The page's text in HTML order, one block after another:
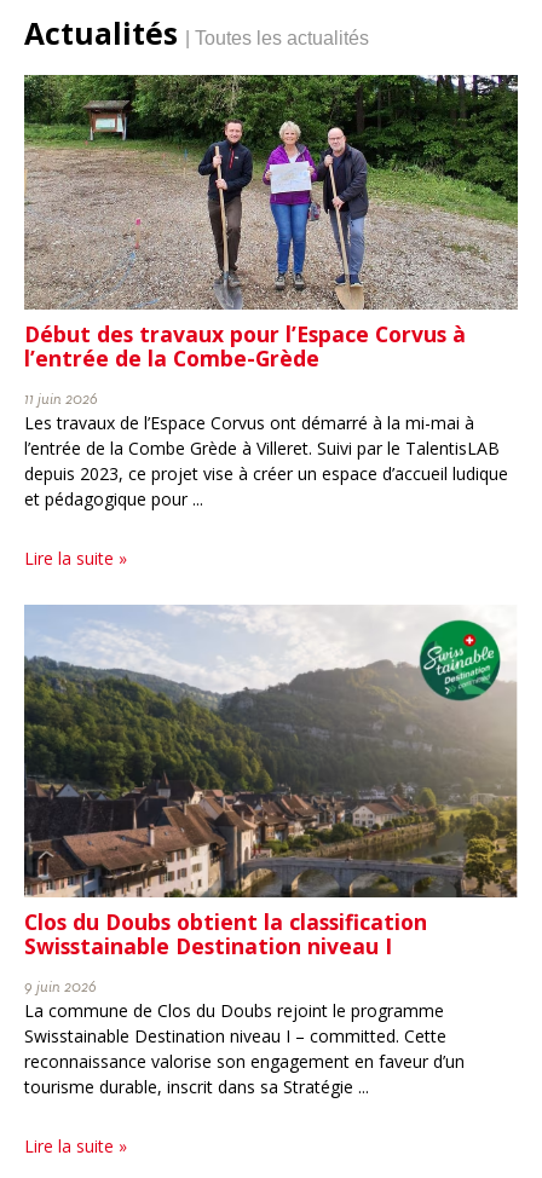
Actualités | Toutes les actualités
Début des travaux pour l’Espace Corvus à
l’entrée de la Combe-Grède
11 juin 2026
Les travaux de l’Espace Corvus ont démarré à la mi-mai à
l’entrée de la Combe Grède à Villeret. Suivi par le TalentisLAB
depuis 2023, ce projet vise à créer un espace d’accueil ludique
et pédagogique pour ...
Lire la suite »
Clos du Doubs obtient la classification
Swisstainable Destination niveau I
9 juin 2026
La commune de Clos du Doubs rejoint le programme
Swisstainable Destination niveau I – committed. Cette
reconnaissance valorise son engagement en faveur d’un
tourisme durable, inscrit dans sa Stratégie ...
Lire la suite »